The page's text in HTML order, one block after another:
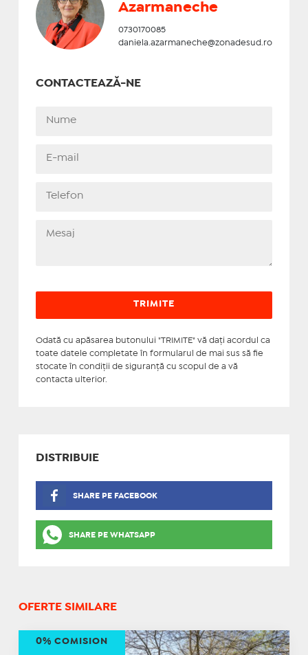
Azarmaneche
0730170085
daniela.azarmaneche@zonadesud.ro
CONTACTEAZĂ-NE
Odată cu apăsarea butonului "TRIMITE" vă daţi acordul ca
toate datele completate în formularul de mai sus să fie
stocate în condiţii de siguranţă cu scopul de a vă
contacta ulterior.
DISTRIBUIE
SHARE PE FACEBOOK
SHARE PE WHATSAPP
OFERTE SIMILARE
0% COMISION